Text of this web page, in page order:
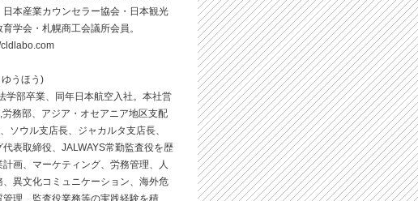
日本産業カウンセラー協会・日本観光
学会・札幌商工会議所会員。
うほう)
学部卒業、同年日本航空入社。本社営
務部、アジア・オセアニア地区支配
ソウル支店長、ジャカルタ支店長、
表取締役、JALWAYS常勤監査役を歴
画、マーケティング、労務管理、人
異文化コミュニケーション、海外危
理、監査役業務等の実践経験を積